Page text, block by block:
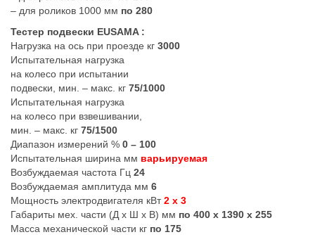
– для роликов 1000 мм по 280
Тестер подвески EUSAMA :
Нагрузка на ось при проезде кг 3000
Испытательная нагрузка
на колесо при испытании
подвески, мин. – макс. кг 75/1000
Испытательная нагрузка
на колесо при взвешивании,
мин. – макс. кг 75/1500
Диапазон измерений % 0 – 100
Испытательная ширина мм варьируемая
Возбуждаемая частота Гц 24
Возбуждаемая амплитуда мм 6
Мощность электродвигателя кВт 2 x 3
Габариты мех. части (Д х Ш х В) мм по 400 x 1390 x 255
Масса механической части кг по 175